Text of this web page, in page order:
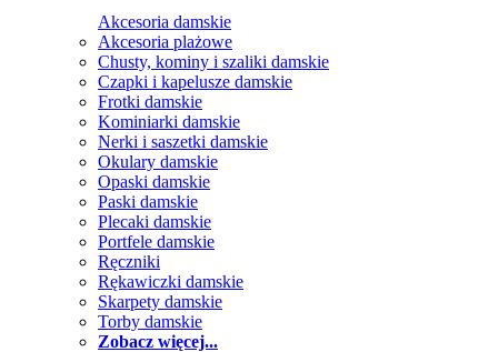
Akcesoria damskie
Akcesoria plażowe
Chusty, kominy i szaliki damskie
Czapki i kapelusze damskie
Frotki damskie
Kominiarki damskie
Nerki i saszetki damskie
Okulary damskie
Opaski damskie
Paski damskie
Plecaki damskie
Portfele damskie
Ręczniki
Rękawiczki damskie
Skarpety damskie
Torby damskie
Zobacz więcej...